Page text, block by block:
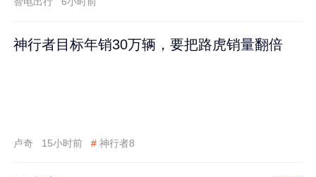
神行者目标年销30万辆，要把路虎销量翻倍
卢奇 15小时前 # 神行者8